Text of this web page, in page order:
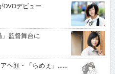
デビュー
監督舞台に
ヘ顔・「らめぇ」……